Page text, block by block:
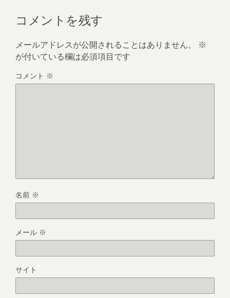
コメントを残す
メールアドレスが公開されることはありません。
※
が付いている欄は必須項目です
コメント ※
名前 ※
メール ※
サイト